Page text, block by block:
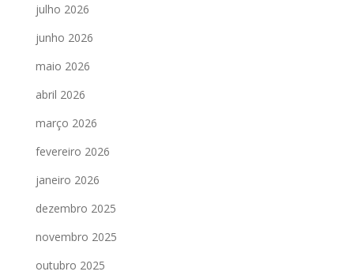
julho 2026
junho 2026
maio 2026
abril 2026
março 2026
fevereiro 2026
janeiro 2026
dezembro 2025
novembro 2025
outubro 2025